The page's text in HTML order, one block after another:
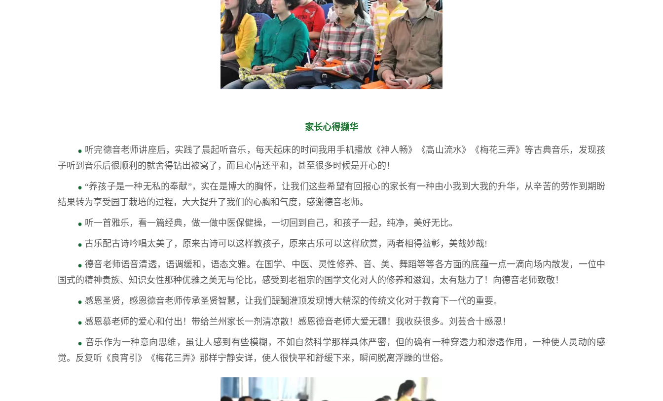
家长心得撷华
听完德音老师讲座后，实践了晨起听音乐，每天起床的时间我用手机播放《神人畅》《高山流水》《梅花三弄》等古典音乐，发现孩
子听到音乐后很顺利的就舍得钻出被窝了，而且心情还平和，甚至很多时候是开心的！
“养孩子是一种无私的奉献”，实在是博大的胸怀，让我们这些希望有回报心的家长有一种由小我到大我的升华，从辛苦的劳作到期盼
结果转为享受园丁栽培的过程，大大提升了我们的心胸和气度，感谢德音老师。
听一首雅乐，看一篇经典，做一做中医保健操，一切回到自己，和孩子一起，纯净，美好无比。
古乐配古诗吟唱太美了，原来古诗可以这样教孩子，原来古乐可以这样欣赏，两者相得益彰，美哉妙哉!
德音老师语音清透，语调缓和，语态文雅。在国学、中医、灵性修养、音、美、舞蹈等等各方面的底蕴一点一滴向场内散发，一位中
国式的精神贵族、知识女性那种优雅之美无与伦比，感受到老祖宗的国学文化对人的修养和滋润，太有魅力了！向德音老师致敬！
感恩圣贤，感恩德音老师传承圣贤智慧，让我们醍醐灌顶发现博大精深的传统文化对于教育下一代的重要。
感恩慕老师的爱心和付出！带给兰州家长一剂清凉散！感恩德音老师大爱无疆！我收获很多。刘芸合十感恩！
音乐作为一种意向思维，虽让人感到有些模糊，不如自然科学那样具体严密，但的确有一种穿透力和渗透作用，一种使人灵动的感
觉。反复听《良宵引》《梅花三弄》那样宁静安详，使人很快平和舒缓下来，瞬间脱离浮躁的世俗。